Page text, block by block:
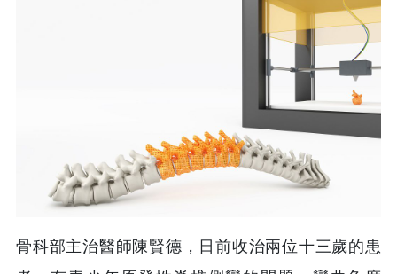
骨科部主治醫師陳賢德，日前收治兩位十三歲的患